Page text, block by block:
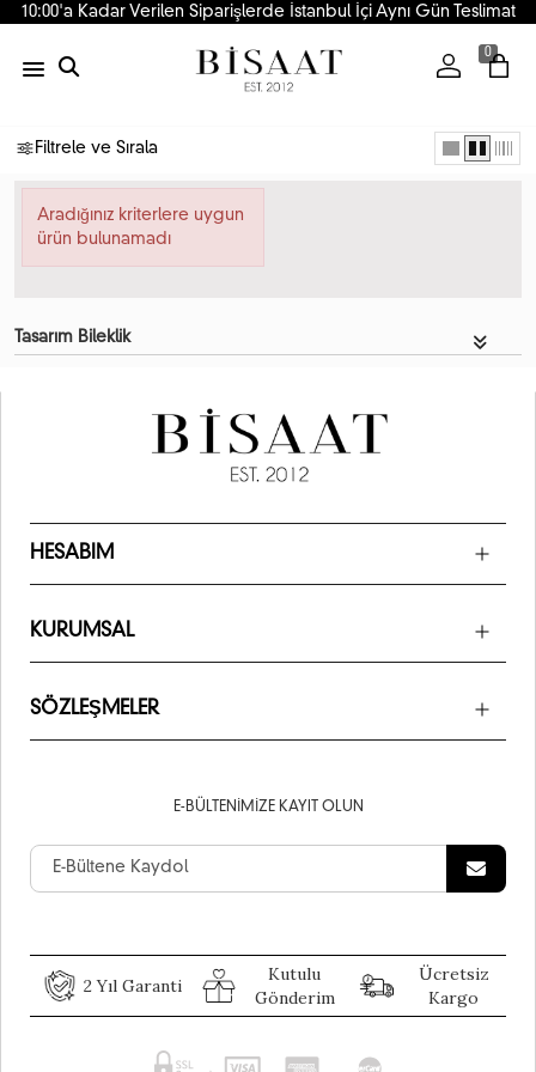
10:00'a Kadar Verilen Siparişlerde İstanbul İçi Aynı Gün Teslimat
0
Filtrele ve Sırala
Aradığınız kriterlere uygun
ürün bulunamadı
Tasarım Bileklik
HESABIM
KURUMSAL
SÖZLEŞMELER
E-BÜLTENIMIZE KAYIT OLUN
2 Yıl Garanti
Kutulu
Gönderim
Ücretsiz
Kargo